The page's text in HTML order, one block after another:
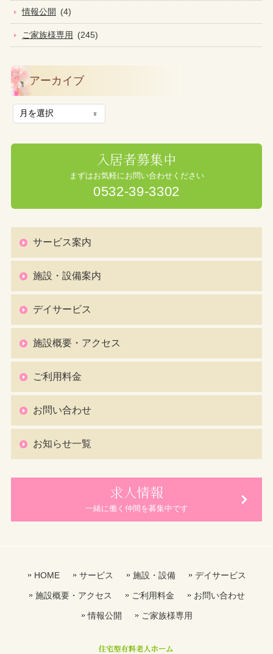
情報公開 (4)
ご家族様専用 (245)
アーカイブ
入居者募集中
まずはお気軽にお問い合わせください
0532-39-3302
サービス案内
施設・設備案内
デイサービス
施設概要・アクセス
ご利用料金
お問い合わせ
お知らせ一覧
求人情報
一緒に働く仲間を募集中です
HOME サービス 施設・設備 デイサービス
施設概要・アクセス ご利用料金 お問い合わせ
情報公開 ご家族様専用